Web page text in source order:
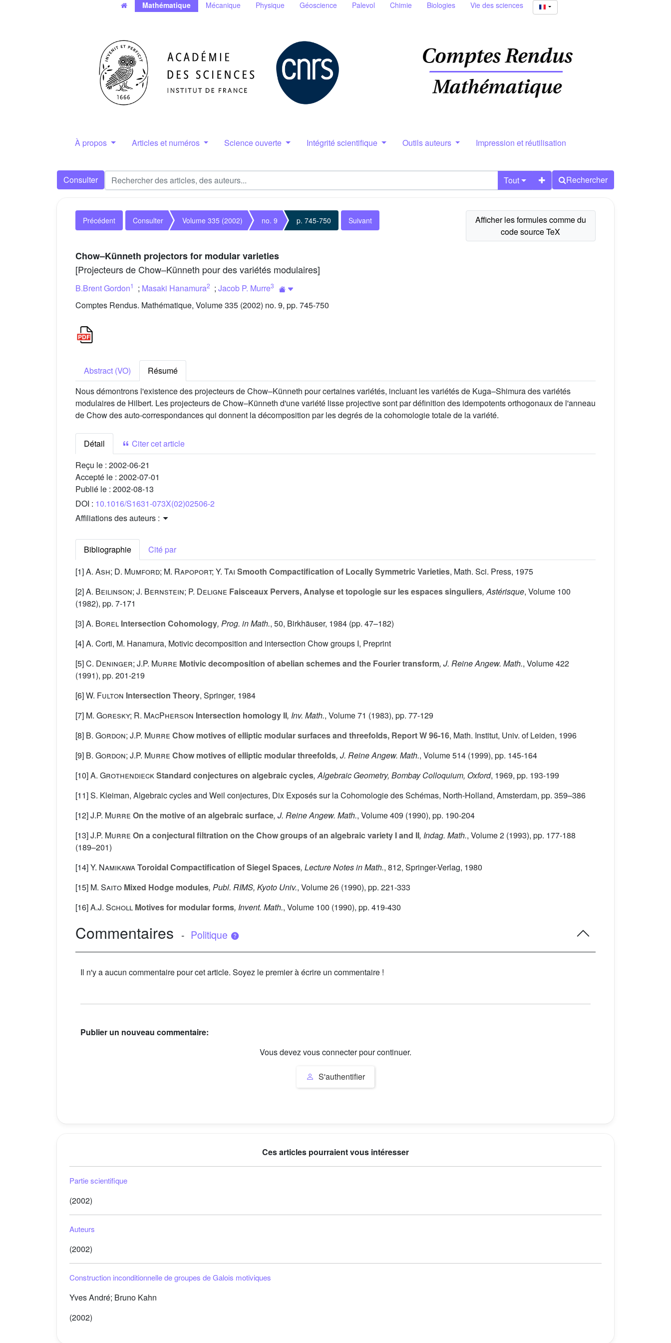
Mathématique Mécanique Physique Géoscience Palevol Chimie Biologies Vie des sciences
À propos Articles et numéros Science ouverte Intégrité scientifique Outils auteurs Impression et réutilisation
Consulter Tout Rechercher
Précédent Consulter Volume 335 (2002) no. 9 p. 745-750 Suivant
Chow–Künneth projectors for modular varieties
[Projecteurs de Chow–Künneth pour des variétés modulaires]
B.Brent Gordon1 ; Masaki Hanamura2 ; Jacob P. Murre3
Comptes Rendus. Mathématique, Volume 335 (2002) no. 9, pp. 745-750
Abstract (VO)
Résumé
Nous démontrons l'existence des projecteurs de Chow–Künneth pour certaines variétés, incluant les variétés de Kuga–Shimura des variétés
modulaires de Hilbert. Les projecteurs de Chow–Künneth d'une variété lisse projective sont par définition des idempotents orthogonaux de l'anneau
de Chow des auto-correspondances qui donnent la décomposition par les degrés de la cohomologie totale de la variété.
Détail
Citer cet article
Reçu le : 2002-06-21
Accepté le : 2002-07-01
Publié le : 2002-08-13
DOI : 10.1016/S1631-073X(02)02506-2
Affiliations des auteurs :
Bibliographie
Cité par
[1]A. Ash; D. Mumford; M. Rapoport; Y. Tai Smooth Compactification of Locally Symmetric Varieties, Math. Sci. Press, 1975
[2]A. Beilinson; J. Bernstein; P. Deligne Faisceaux Pervers, Analyse et topologie sur les espaces singuliers, Astérisque, Volume 100
(1982), pp. 7-171
[3]A. Borel Intersection Cohomology, Prog. in Math., 50, Birkhäuser, 1984 (pp. 47–182)
[4] A. Corti, M. Hanamura, Motivic decomposition and intersection Chow groups I, Preprint
[5]C. Deninger; J.P. Murre Motivic decomposition of abelian schemes and the Fourier transform, J. Reine Angew. Math., Volume 422
(1991), pp. 201-219
[6]W. Fulton Intersection Theory, Springer, 1984
[7] M. Goresky; R. MacPherson Intersection homology II, Inv. Math., Volume 71 (1983), pp. 77-129
[8] B. Gordon; J.P. Murre Chow motives of elliptic modular surfaces and threefolds, Report W 96-16, Math. Institut, Univ. of Leiden, 1996
[9] B. Gordon; J.P. Murre Chow motives of elliptic modular threefolds, J. Reine Angew. Math., Volume 514 (1999), pp. 145-164
[10]A. GrothendieckStandard conjectures on algebraic cycles, Algebraic Geometry, Bombay Colloquium, Oxford, 1969, pp. 193-199
[11] S. Kleiman, Algebraic cycles and Weil conjectures, Dix Exposés sur la Cohomologie des Schémas, North-Holland, Amsterdam, pp. 359–386
[12]J.P. Murre On the motive of an algebraic surface, J. Reine Angew. Math., Volume 409 (1990), pp. 190-204
[13]J.P. Murre On a conjectural filtration on the Chow groups of an algebraic variety I and II, Indag. Math., Volume 2 (1993), pp. 177-188
(189–201)
[14]Y. NamikawaToroidal Compactification of Siegel Spaces, Lecture Notes in Math., 812, Springer-Verlag, 1980
[15] M. Saito Mixed Hodge modules, Publ. RIMS, Kyoto Univ., Volume 26 (1990), pp. 221-333
[16]A.J. Scholl Motives for modular forms, Invent. Math., Volume 100 (1990), pp. 419-430
Commentaires - Politique
Il n'y a aucun commentaire pour cet article. Soyez le premier à écrire un commentaire !
Publier un nouveau commentaire:
Vous devez vous connecter pour continuer.
S'authentifier
Ces articles pourraient vous intéresser
Partie scientifique
(2002)
Auteurs
(2002)
Construction inconditionnelle de groupes de Galois motiviques
Yves André; Bruno Kahn
(2002)